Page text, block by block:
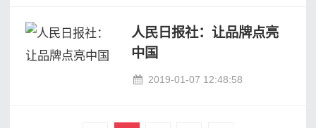
人民日报社：让品牌点亮
中国
2019-01-07 12:48:58